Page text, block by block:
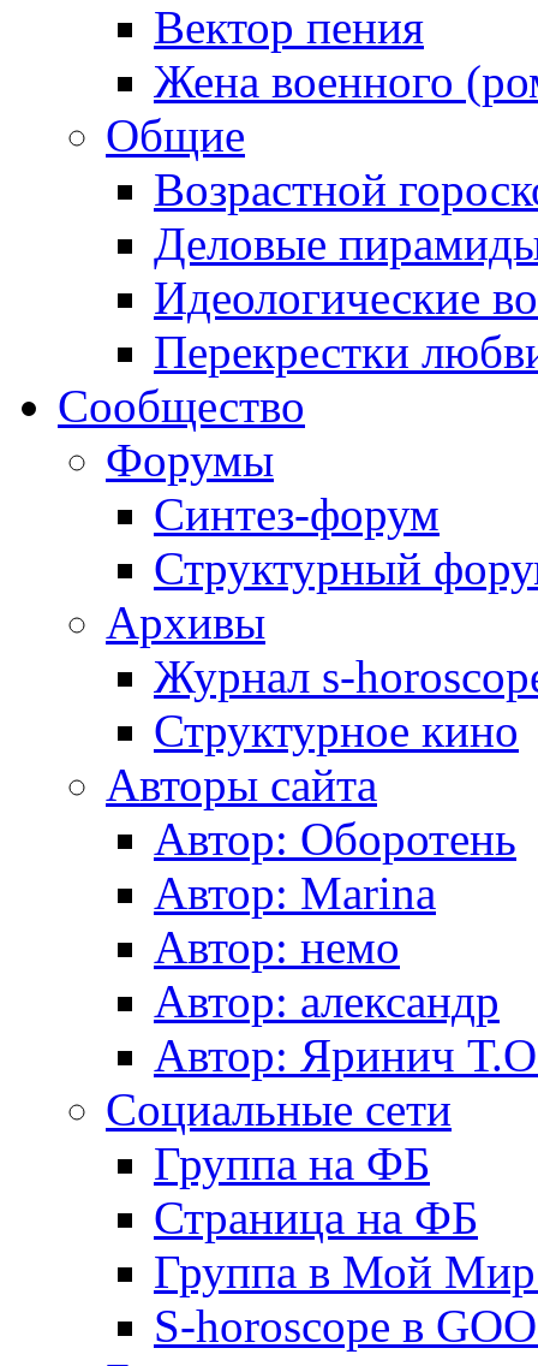
Вектор пения
Жена военного
Общие
Возрастной
Деловые
Идеологические
Перекрестки
Сообщество
Форумы
Синтез-форум
Структурный
Архивы
Журнал s-
Структурное кино
Авторы сайта
Автор: Оборотень
Автор: Marina
Автор: немo
Автор: александр
Автор: Яринич
Социальные сети
Группа на ФБ
Страница на ФБ
Группа в Мой
S-horoscope в